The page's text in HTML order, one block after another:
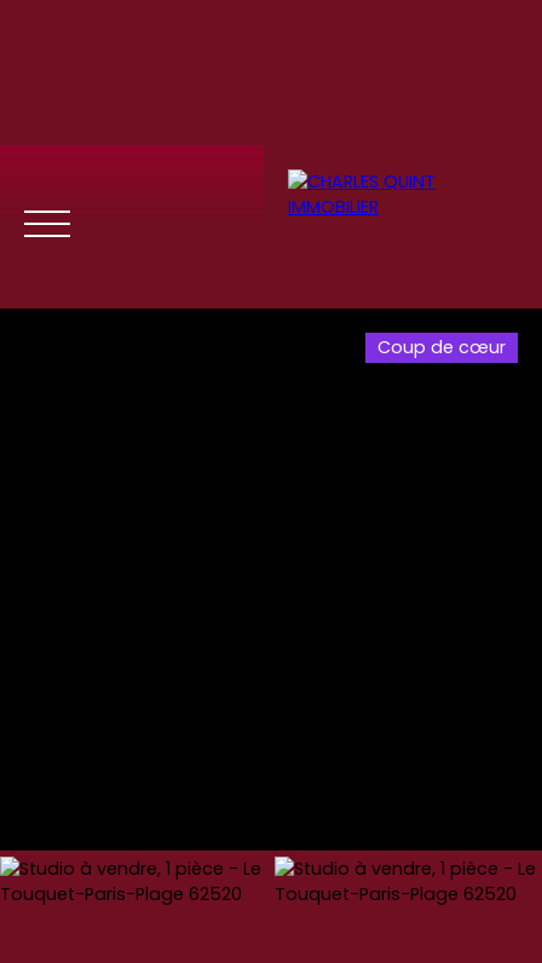
Coup de cœur